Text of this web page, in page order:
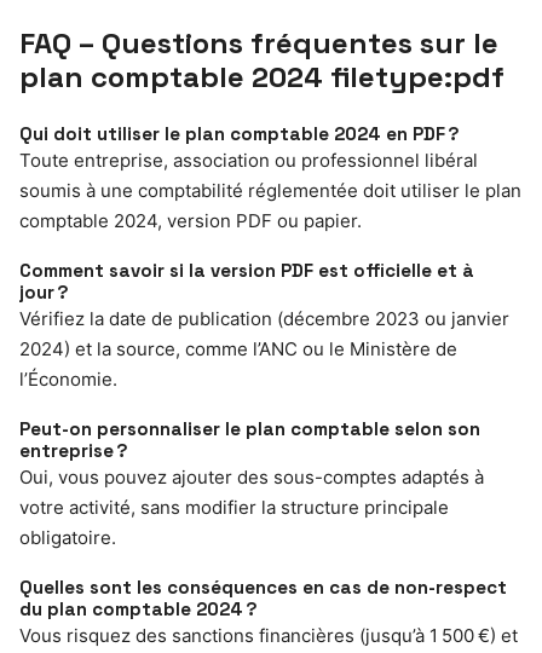
FAQ – Questions fréquentes sur le
plan comptable 2024 filetype:pdf
Qui doit utiliser le plan comptable 2024 en PDF ?
Toute entreprise, association ou professionnel libéral
soumis à une comptabilité réglementée doit utiliser le plan
comptable 2024, version PDF ou papier.
Comment savoir si la version PDF est officielle et à
jour ?
Vérifiez la date de publication (décembre 2023 ou janvier
2024) et la source, comme l’ANC ou le Ministère de
l’Économie.
Peut-on personnaliser le plan comptable selon son
entreprise ?
Oui, vous pouvez ajouter des sous-comptes adaptés à
votre activité, sans modifier la structure principale
obligatoire.
Quelles sont les conséquences en cas de non-respect
du plan comptable 2024 ?
Vous risquez des sanctions financières (jusqu’à 1 500 €) et